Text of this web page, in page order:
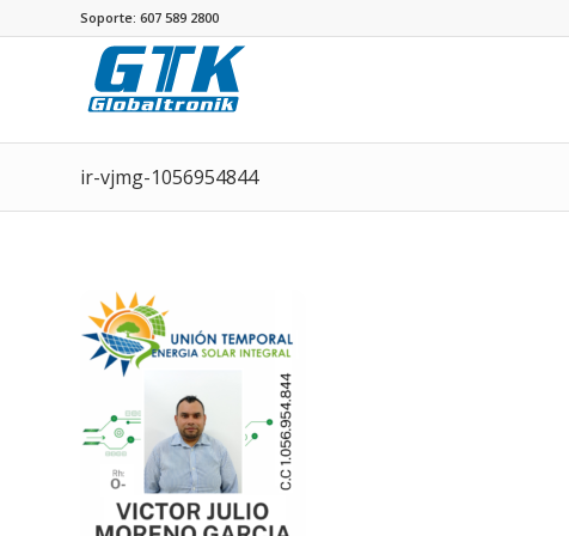
Soporte: 607 589 2800
ir-vjmg-1056954844